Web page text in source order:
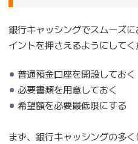
銀行キャッシングでスムーズ
イントを押さえるようにしてく
普通預金口座を開設しておく
必要書類を用意しておく
希望額を必要最低限にする
まず、銀行キャッシングの多